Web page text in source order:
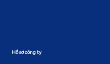
Hồ sơ công ty